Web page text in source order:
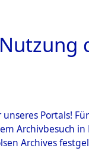
Portals!
Archivbesuch
Archives